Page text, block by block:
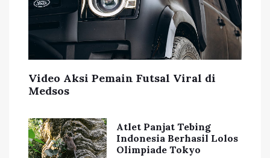
Video Aksi Pemain Futsal Viral di
Medsos
Atlet Panjat Tebing
Indonesia Berhasil Lolos
Olimpiade Tokyo